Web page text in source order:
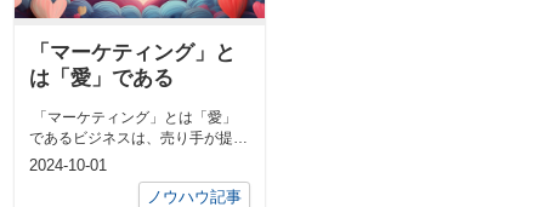
「マーケティング」と
は「愛」である
「マーケティング」とは「愛」
であるビジネスは、売り手が提供
する財やサービスと、買い手が
2024-10-01
ノウハウ記事